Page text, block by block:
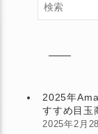
2025年
すすめ目玉
2025年2月